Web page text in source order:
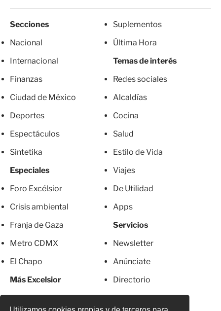
Secciones
Nacional
Internacional
Finanzas
Ciudad de México
Deportes
Espectáculos
Sintetika
Especiales
Foro Excélsior
Crisis ambiental
Franja de Gaza
Metro CDMX
El Chapo
Más Excelsior
Suplementos
Última Hora
Temas de interés
Redes sociales
Alcaldías
Cocina
Salud
Estilo de Vida
Viajes
De Utilidad
Apps
Servicios
Newsletter
Anúnciate
Directorio